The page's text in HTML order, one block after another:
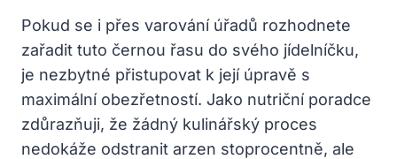
Pokud se i přes varování úřadů rozhodnete
zařadit tuto černou řasu do svého jídelníčku,
je nezbytné přistupovat k její úpravě s
maximální obezřetností. Jako nutriční poradce
zdůrazňuji, že žádný kulinářský proces
nedokáže odstranit arzen stoprocentně, ale